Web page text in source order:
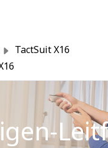
TactSuit X16